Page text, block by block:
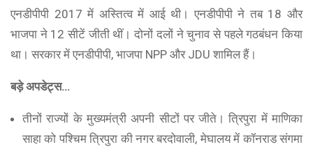
एनडीपीपी 2017 में अस्तित्व में आई थी। एनडीपीपी ने तब 18 और
भाजपा ने 12 सीटें जीती थीं। दोनों दलों ने चुनाव से पहले गठबंधन किया
था। सरकार में एनडीपीपी, भाजपा NPP और JDU शामिल हैं।
बड़े अपडेट्स…
तीनों राज्यों के मुख्यमंत्री अपनी सीटों पर जीते। त्रिपुरा में माणिका
साहा को पश्चिम त्रिपुरा की नगर बरदोवाली, मेघालय में कॉनराड संगमा